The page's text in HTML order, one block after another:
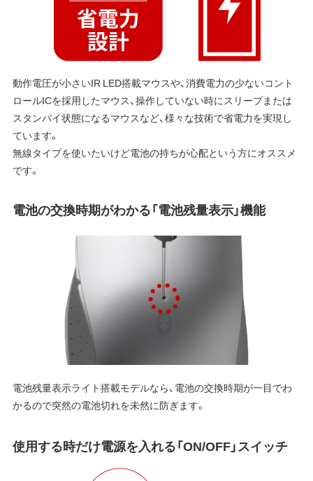
動作電圧が小さいIR LED搭載マウスや、消費電力の少ないコント
ロールICを採用したマウス、操作していない時にスリープまたは
スタンバイ状態になるマウスなど、様々な技術で省電力を実現し
ています。
無線タイプを使いたいけど電池の持ちが心配という方にオススメ
です。
電池の交換時期がわかる「電池残量表示」機能
電池残量表示ライト搭載モデルなら、電池の交換時期が一目でわ
かるので突然の電池切れを未然に防ぎます。
使用する時だけ電源を入れる「ON/OFF」スイッチ